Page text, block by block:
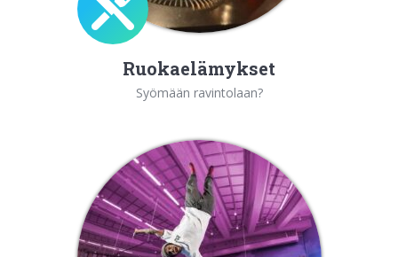
Ruokaelämykset
Syömään ravintolaan?